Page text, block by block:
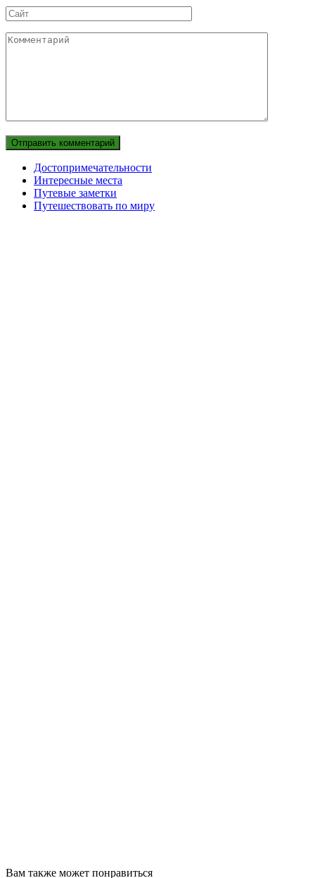
Сайт
Комментарий
Достопримечательности
Интересные места
Путевые заметки
Путешествовать по миру
Вам также может понравиться